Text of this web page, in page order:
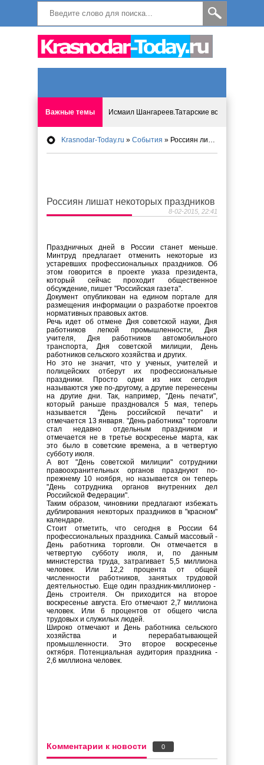
Важные темы Исмаил Шангареев.Татарские встречи на
Программа «Мир без слёз» впервые в Анапе:
Исмагил Шангареев. В поисках внутренней
Krasnodar-Today.ru » События » Россиян лишат некоторых праздников
Россиян лишат некоторых праздников
8-02-2015, 22:41
Праздничных дней в России станет меньше.
Минтруд предлагает отменить некоторые из
устаревших профессиональных праздников. Об
этом говорится в проекте указа президента,
который сейчас проходит общественное
обсуждение, пишет "Российская газета".
Документ опубликован на едином портале для
размещения информации о разработке проектов
нормативных правовых актов.
Речь идет об отмене Дня советской науки, Дня
работников легкой промышленности, Дня
учителя, Дня работников автомобильного
транспорта, Дня советской милиции, День
работников сельского хозяйства и других.
Но это не значит, что у ученых, учителей и
полицейских отберут их профессиональные
праздники. Просто одни из них сегодня
называются уже по-другому, а другие перенесены
на другие дни. Так, например, "День печати",
который раньше праздновался 5 мая, теперь
называется "День российской печати" и
отмечается 13 января. "День работника" торговли
стал недавно отдельным праздником и
отмечается не в третье воскресенье марта, как
это было в советские времена, а в четвертую
субботу июля.
А вот "День советской милиции" сотрудники
правоохранительных органов празднуют по-
прежнему 10 ноября, но называется он теперь
"День сотрудника органов внутренних дел
Российской Федерации".
Таким образом, чиновники предлагают избежать
дублирования некоторых праздников в "красном"
календаре.
Стоит отметить, что сегодня в России 64
профессиональных праздника. Самый массовый -
День работника торговли. Он отмечается в
четвертую субботу июля, и, по данным
министерства труда, затрагивает 5,5 миллиона
человек. Или 12,2 процента от общей
численности работников, занятых трудовой
деятельностью. Еще один праздник-миллионер -
День строителя. Он приходится на второе
воскресенье августа. Его отмечают 2,7 миллиона
человек. Или 6 процентов от общего числа
трудовых и служилых людей.
Широко отмечают и День работника сельского
хозяйства и перерабатывающей
промышленности. Это второе воскресенье
октября. Потенциальная аудитория праздника -
2,6 миллиона человек.
Комментарии к новости 0